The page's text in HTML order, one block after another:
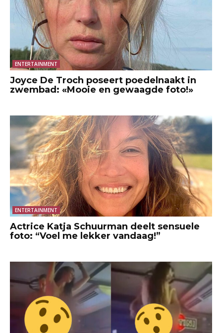
ENTERTAINMENT
Joyce De Troch poseert poedelnaakt in
zwembad: «Mooie en gewaagde foto!»
ENTERTAINMENT
Actrice Katja Schuurman deelt sensuele
foto: “Voel me lekker vandaag!”